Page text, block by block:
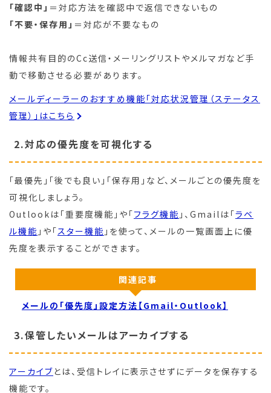
「確認中」 ＝対応方法を確認中で返信できないもの
「不要・保存用」 ＝対応が不要なもの
情報共有目的のCc送信・メーリングリストやメルマガなど手
動で移動させる必要があります。
メールディーラーのおすすめ機能「対応状況管理（ステータス
管理）」はこちら
2.対応の優先度を可視化する
「最優先」「後でも良い」「保存用」など、メールごとの優先度を
可視化しましょう。
Outlookは「重要度機能」や「フラグ機能 」、Gmailは「ラベ
ル機能 」や「スター機能 」を使って、メールの一覧画面上に優
先度を表示することができます。
関連記事
メールの「優先度」設定方法【Gmail・Outlook】
3.保管したいメールはアーカイブする
アーカイブ とは、受信トレイに表示させずにデータを保存する
機能です。